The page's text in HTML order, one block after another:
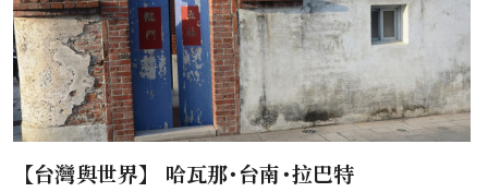
【台灣與世界】 哈瓦那･台南･拉巴特